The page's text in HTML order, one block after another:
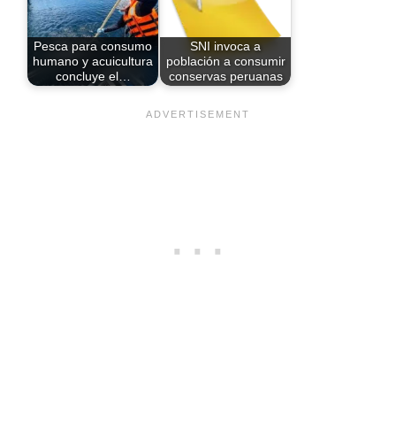
Pesca para consumo
humano y acuicultura
concluye el…
SNI invoca a
población a consumir
conservas peruanas